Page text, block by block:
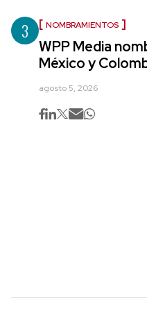
3 NOMBRAMIENTOS
WPP Media
México y
agosto 5, 2026